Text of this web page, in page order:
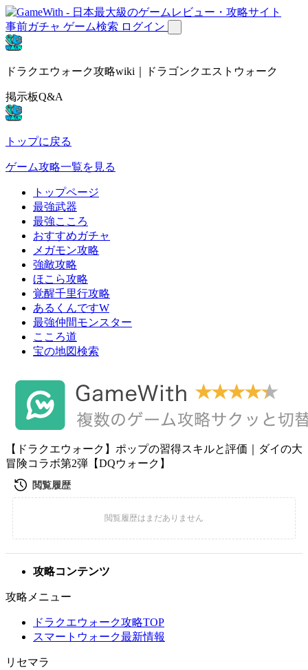
事前ガチャ ゲーム検索 ログイン
ドラクエウォーク攻略wiki｜ドラゴンクエストウォーク
掲示板Q&A
トップに戻る
ゲーム攻略一覧を見る
トップページ
最強武器
最強こころ
おすすめガチャ
メガモン攻略
強敵攻略
ほこら攻略
覚醒千里行攻略
あるくんですW
最強仲間モンスター
こころ道
宝の地図検索
【ドラクエウォーク】ポップの習得スキルと評価｜ダイの大
冒険コラボ第2弾【DQウォーク】
攻略コンテンツ
攻略メニュー
ドラクエウォーク攻略TOP
スマートウォーク最新情報
リセマラ